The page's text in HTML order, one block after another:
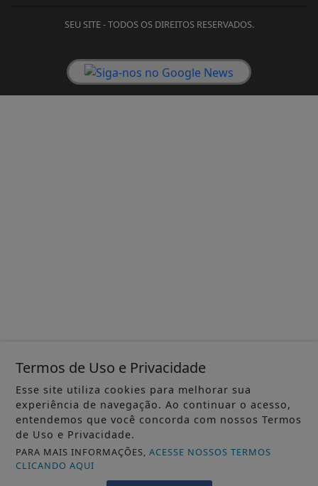
SEU SITE - TODOS OS DIREITOS RESERVADOS.
Termos de Uso e Privacidade
Esse site utiliza cookies para melhorar sua
experiência de navegação. Ao continuar o acesso,
entendemos que você concorda com nossos Termos
de Uso e Privacidade.
PARA MAIS INFORMAÇÕES,ACESSE NOSSOS TERMOS
CLICANDO AQUI